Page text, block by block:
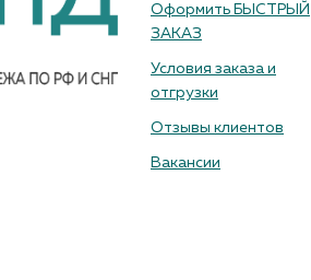
Оформить БЫСТРЫЙ
ЗАКАЗ
Условия заказа и
отгрузки
Отзывы клиентов
Вакансии